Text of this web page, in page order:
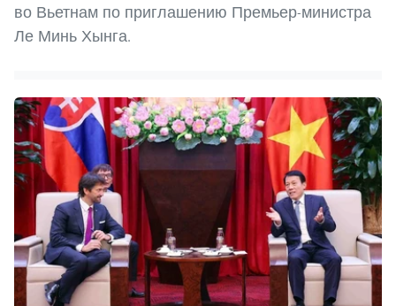
во Вьетнам по приглашению Премьер-министра
Ле Минь Хынга.